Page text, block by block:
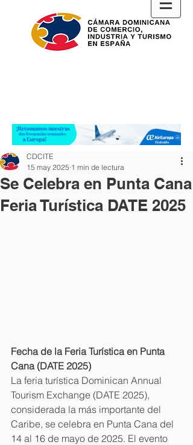
Se Celebra en Punta Cana
Feria Turística DATE 2025
CDCITE
15 may 2025 1 min de lectura
Fecha de la Feria Turística en Punta
Cana (DATE 2025)
La feria turística Dominican Annual
Tourism Exchange (DATE 2025),
considerada la más importante del
Caribe, se celebra en Punta Cana del
14 al 16 de mayo de 2025. El evento